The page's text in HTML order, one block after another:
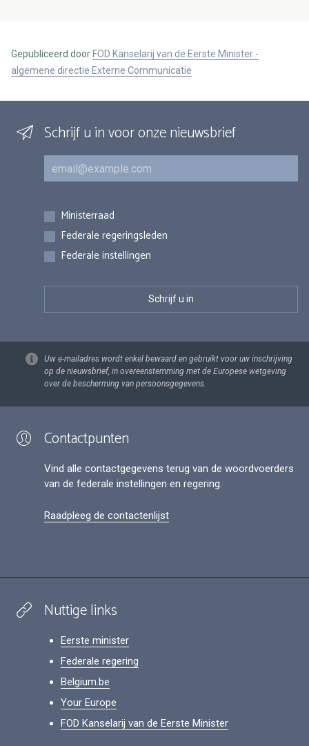
Gepubliceerd door FOD Kanselarij van de Eerste Minister -
algemene directie Externe Communicatie
Schrijf u in voor onze nieuwsbrief
E-mail
Inschrijvingen
Ministerraad
Federale regeringsleden
Federale instellingen
Uw e-mailadres wordt enkel bewaard en gebruikt voor uw inschrijving
op de nieuwsbrief, in overeenstemming met de Europese wetgeving
over de bescherming van persoonsgegevens.
Contactpunten
Vind alle contactgegevens terug van de woordvoerders
van de federale instellingen en regering.
Raadpleeg de contactenlijst
Nuttige links
Eerste minister
Federale regering
Belgium.be
Your Europe
FOD Kanselarij van de Eerste Minister